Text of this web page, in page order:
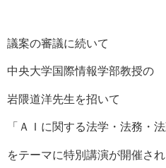
議案の審議に続いて
中央大学国際情報学部教授の
岩隈道洋先生を招いて
「ＡＩに関する法学・法務・
をテーマに特別講演が開催され